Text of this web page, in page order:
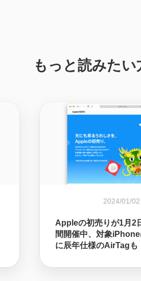
もっと読みたい
2024/01/02
Appleの初売りが1月2
間開催中、対象
に辰年仕様のAirTagも